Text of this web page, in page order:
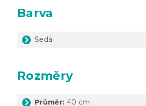
Barva
Šedá
Rozměry
Průměr: 40 cm